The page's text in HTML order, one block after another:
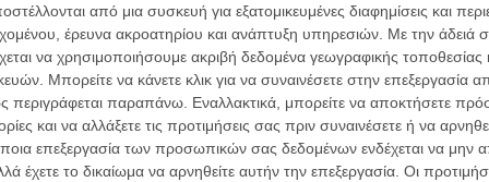
από μια συσκευή για εξατομικευμένες διαφημίσεις και
έρευνα ακροατηρίου και ανάπτυξη υπηρεσιών. Με την άδειά
να χρησιμοποιήσουμε ακριβή δεδομένα γεωγραφικής τοποθεσίας
Μπορείτε να κάνετε κλικ για να συναινέσετε στην επεξεργασία
περιγράφεται παραπάνω. Εναλλακτικά, μπορείτε να αποκτήσετε
και να αλλάξετε τις προτιμήσεις σας πριν συναινέσετε ή να
επεξεργασία των προσωπικών σας δεδομένων ενδέχεται να μην
έχετε το δικαίωμα να αρνηθείτε αυτήν την επεξεργασία. Οι
10
τον
τα βλέπεις όλα σινεμά...
εβδομάδα
τρόπο του flix
του flix, στο inbox σου